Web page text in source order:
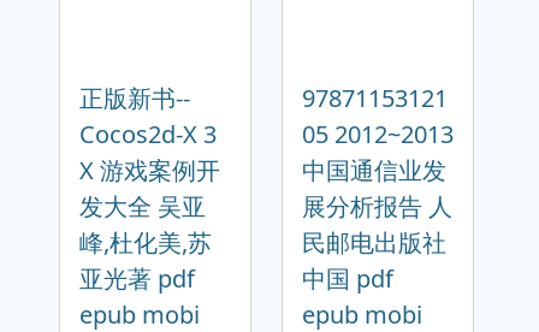
正版新书--
Cocos2d-X 3
X 游戏案例开
发大全 吴亚
峰,杜化美,苏
亚光著 pdf
epub mobi
97871153121
05 2012~2013
中国通信业发
展分析报告 人
民邮电出版社
中国 pdf
epub mobi